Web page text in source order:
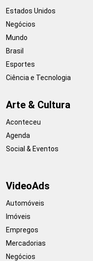
Estados Unidos
Negócios
Mundo
Brasil
Esportes
Ciência e Tecnologia
Arte & Cultura
Aconteceu
Agenda
Social & Eventos
VideoAds
Automóveis
Imóveis
Empregos
Mercadorias
Negócios